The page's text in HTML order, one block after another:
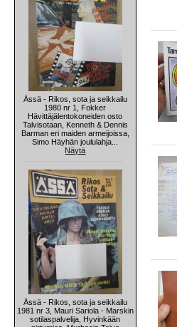
Ässä - Rikos, sota ja seikkailu
1980 nr 1, Fokker
Hävittäjälentokoneiden osto
Talvisotaan, Kenneth & Dennis
Barman eri maiden armeijoissa,
Simo Häyhän joululahja...
Näytä
Ässä - Rikos, sota ja seikkailu
1981 nr 3, Mauri Sariola - Marskin
sotilaspalvelija, Hyvinkään